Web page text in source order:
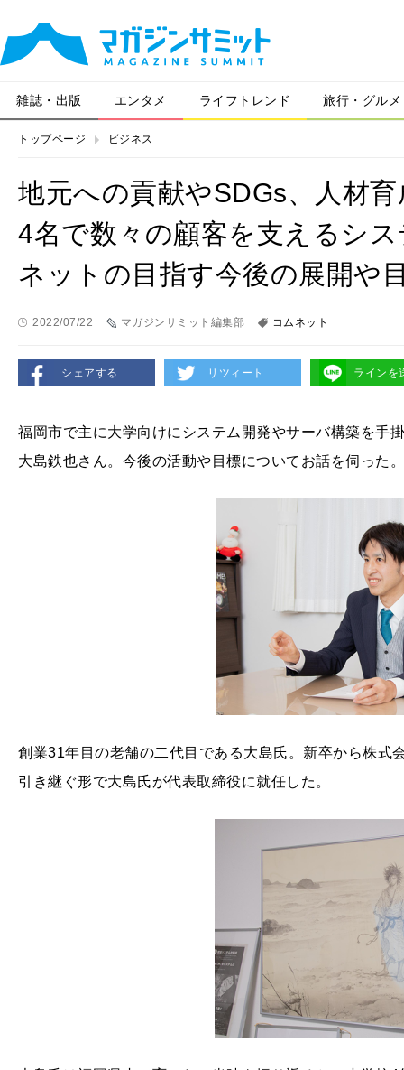
雑誌・出版 エンタメ ライフトレンド 旅行・グルメ
トップページ ビジネス
地元への貢献やSDGs、人材
4名で数々の顧客を支えるシ
ネットの目指す今後の展開や
2022/07/22 マガジンサミット編集部 コムネット
シェアする リツィート ラインを
福岡市で主に大学向けにシステム開発やサーバ構築を手
大島鉄也さん。今後の活動や目標についてお話を伺った。
創業31年目の老舗の二代目である大島氏。新卒から株式
引き継ぐ形で大島氏が代表取締役に就任した。